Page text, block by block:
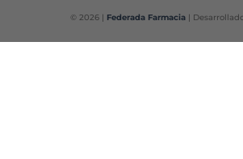
© 2026 | Federada Farmacia|